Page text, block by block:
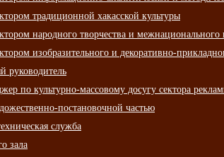
традиционной хакасской культуры
народного творчества и межнационального
изобразительного и декоративно-
руководитель
по культурно-массовому досугу сектора
постановочной частью
служба
зала